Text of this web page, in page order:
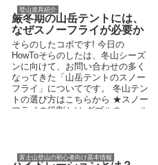
登山道具紹介
厳冬期の山岳テントには、
なぜスノーフライが必要か
そらのしたコボです! 今日の
HowToそらのしたは、冬山シーズ
ンに向けて、お問い合わせの多く
なってきた「山岳テントのスノー
フライ」についてです。 冬山テン
トの選び方はこちらから ★スノー
フライの役割とは ダブルウォール
富士山登山の初心者向け基本情報